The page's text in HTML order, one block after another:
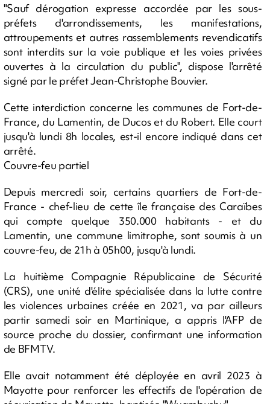
"Sauf dérogation expresse accordée par les sous-
préfets d'arrondissements, les manifestations,
attroupements et autres rassemblements revendicatifs
sont interdits sur la voie publique et les voies privées
ouvertes à la circulation du public", dispose l'arrêté
signé par le préfet Jean-Christophe Bouvier.
Cette interdiction concerne les communes de Fort-de-
France, du Lamentin, de Ducos et du Robert. Elle court
jusqu'à lundi 8h locales, est-il encore indiqué dans cet
arrêté.
Couvre-feu partiel
Depuis mercredi soir, certains quartiers de Fort-de-
France - chef-lieu de cette île française des Caraïbes
qui compte quelque 350.000 habitants - et du
Lamentin, une commune limitrophe, sont soumis à un
couvre-feu, de 21h à 05h00, jusqu'à lundi.
La huitième Compagnie Républicaine de Sécurité
(CRS), une unité d'élite spécialisée dans la lutte contre
les violences urbaines créée en 2021, va par ailleurs
partir samedi soir en Martinique, a appris l'AFP de
source proche du dossier, confirmant une information
de BFMTV.
Elle avait notamment été déployée en avril 2023 à
Mayotte pour renforcer les effectifs de l'opération de